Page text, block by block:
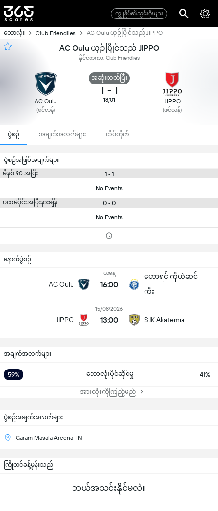
ကျွုန်ုပ်၏သွင်းဂိုးများ
ဘောလုံး Club Friendlies AC Oulu ယှဉ်ပြိုင်သည် JIPPO
AC Oulu ယှဉ်ပြိုင်သည် JIPPO
နိုင်ငံတကာ, Club Friendlies
AC Oulu
(ဖင်လန်)
အဆုံးသတ်ပြီး
1 - 1
18/01 JIPPO
(ဖင်လန်)
ပွဲစဉ် အချက်အလက်များ ထိပ်တိုက်
ပွဲစဉ်အဖြစ်အပျက်များ
မိနစ် 90 အပြီး
1 - 1
No Events
ပထမပိုင်းအပြီးနားချိန် 0 - 0
No Events
နောက်ပွဲစဉ်
AC Oulu
ယနေ့
16:00
ဟောရင် ကိုဟဲဆင်
ကီး
JIPPO
15/08/2026
13:00 SJK Akatemia
အချက်အလက်များ
59% ဘောလုံးပိုင်ဆိုင်မှု 41%
အားလုံးကိုကြည့်မည်
ပွဲစဉ်အချက်အလက်များ
Garam Masala Areena TN
ကြိုတင်ခန့်မှန်းသည်
ဘယ်အသင်းနိုင်မလဲ။